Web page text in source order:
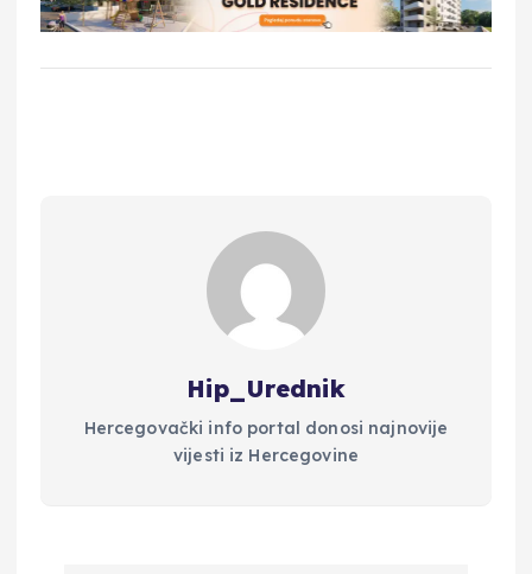
Hip_Urednik
Hercegovački info portal donosi najnovije
vijesti iz Hercegovine